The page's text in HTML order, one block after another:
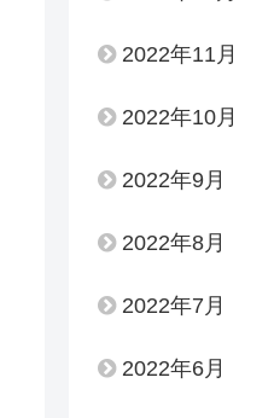
2022年11月
2022年10月
2022年9月
2022年8月
2022年7月
2022年6月